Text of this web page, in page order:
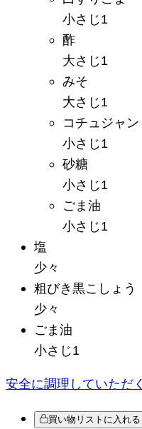
小さじ1
酢
大さじ1
みそ
大さじ1
コチュジャン
小さじ1
砂糖
小さじ1
ごま油
小さじ1
塩
少々
粗びき黒こしょう
少々
ごま油
小さじ1
安全に調理していただ
買い物リストに入れる